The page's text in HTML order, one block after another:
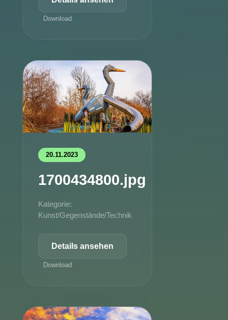
Download
20.11.2023
1700434800.jpg
Kategorie:
Kunst/Gegenstände/Technik
Details ansehen
Download